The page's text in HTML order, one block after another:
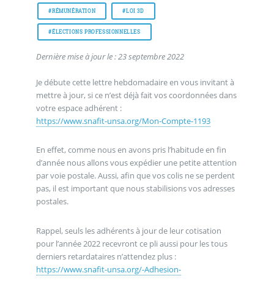
#RÉMUNÉRATION #LOI 3D
#ÉLECTIONS PROFESSIONNELLES
Dernière mise à jour le : 23 septembre 2022
Je débute cette lettre hebdomadaire en vous invitant à
mettre à jour, si ce n’est déjà fait vos coordonnées dans
votre espace adhérent :
https://www.snafit-unsa.org/Mon-Compte-1193
En effet, comme nous en avons pris l’habitude en fin
d’année nous allons vous expédier une petite attention
par voie postale. Aussi, afin que vos colis ne se perdent
pas, il est important que nous stabilisions vos adresses
postales.
Rappel, seuls les adhérents à jour de leur cotisation
pour l’année 2022 recevront ce pli aussi pour les tous
derniers retardataires n’attendez plus :
https://www.snafit-unsa.org/-Adhesion-